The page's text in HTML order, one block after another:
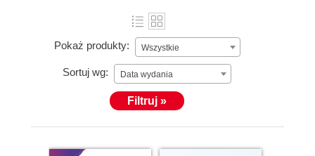
Pokaż produkty: Wszystkie
Sortuj wg: Data wydania
Filtruj »